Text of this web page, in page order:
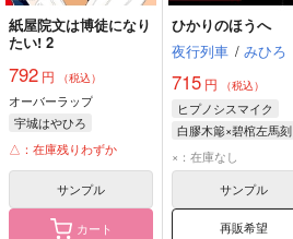
紙屋院文は博徒になり
たい! 2
792 円 （税込）
オーバーラップ
宇城はやひろ
△：在庫残りわずか
サンプル
カート
ひかりのほうへ
夜行列車 / みひろ
715 円 （税込）
ヒプノシスマイク
白膠木簓×碧棺左馬刻
白膠木簓
×：在庫なし
サンプル
再販希望